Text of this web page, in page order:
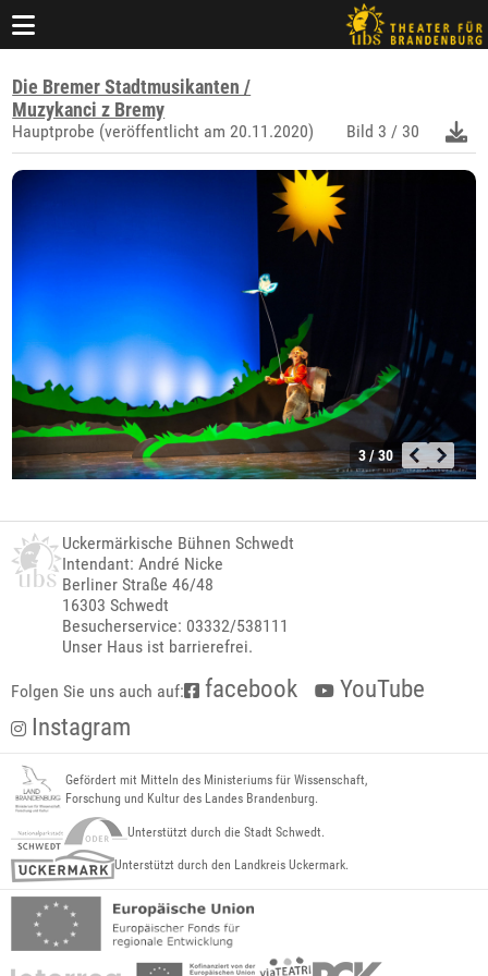
Die Bremer Stadtmusikanten /
Muzykanci z Bremy
Hauptprobe (veröffentlicht am 20.11.2020) Bild 3 / 30
3 / 30
Uckermärkische Bühnen Schwedt
Intendant: André Nicke
Berliner Straße 46/48
16303 Schwedt
Besucherservice: 03332/538111
Unser Haus ist barrierefrei.
Folgen Sie uns auch auf: facebook
YouTube
Instagram
Gefördert mit Mitteln des Ministeriums für Wissenschaft,
Forschung und Kultur des Landes Brandenburg.
Unterstützt durch die Stadt Schwedt.
Unterstützt durch den Landkreis Uckermark.